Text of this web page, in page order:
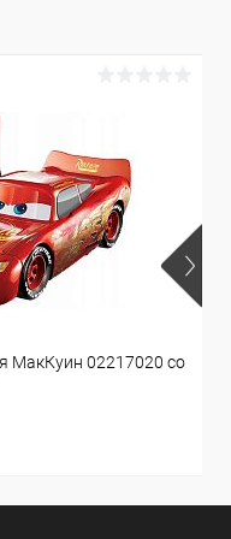
МакКуин 02217020 со